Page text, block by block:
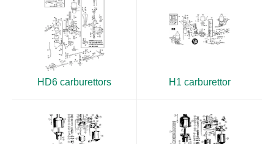
HD6 carburettors H1 carburettor